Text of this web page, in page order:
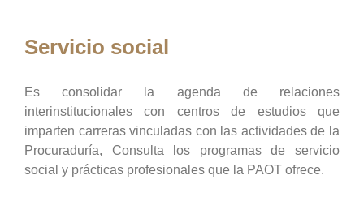
Servicio social
Es consolidar la agenda de relaciones
interinstitucionales con centros de estudios que
imparten carreras vinculadas con las actividades de la
Procuraduría, Consulta los programas de servicio
social y prácticas profesionales que la PAOT ofrece.